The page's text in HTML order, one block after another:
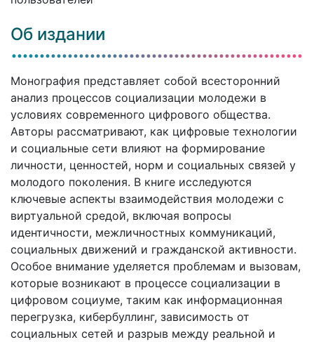
Об издании
Монография представляет собой всесторонний
анализ процессов социализации молодежи в
условиях современного цифрового общества.
Авторы рассматривают, как цифровые технологии
и социальные сети влияют на формирование
личности, ценностей, норм и социальных связей у
молодого поколения. В книге исследуются
ключевые аспекты взаимодействия молодежи с
виртуальной средой, включая вопросы
идентичности, межличностных коммуникаций,
социальных движений и гражданской активности.
Особое внимание уделяется проблемам и вызовам,
которые возникают в процессе социализации в
цифровом социуме, таким как информационная
перегрузка, кибербуллинг, зависимость от
социальных сетей и разрыв между реальной и